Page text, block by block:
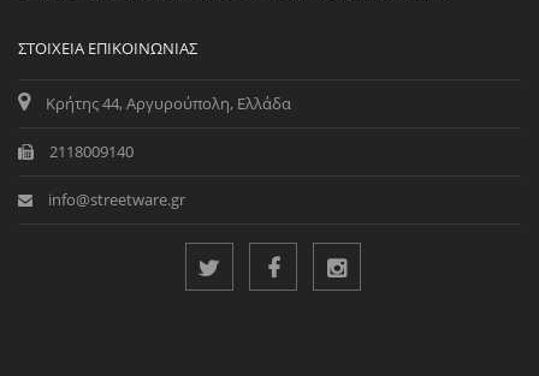
ΣΤΟΙΧΕΊΑ ΕΠΙΚΟΙΝΩΝΊΑΣ
Κρήτης 44, Αργυρούπολη, Ελλάδα
2118009140
info@streetware.gr